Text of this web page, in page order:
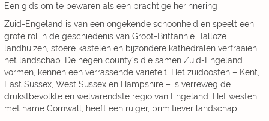
Een gids om te bewaren als een prachtige herinnering
Zuid-Engeland is van een ongekende schoonheid en speelt een
grote rol in de geschiedenis van Groot-Brittannië. Talloze
landhuizen, stoere kastelen en bijzondere kathedralen verfraaien
het landschap. De negen county’s die samen Zuid-Engeland
vormen, kennen een verrassende variëteit. Het zuidoosten – Kent,
East Sussex, West Sussex en Hampshire – is verreweg de
drukstbevolkte en welvarendste regio van Engeland. Het westen,
met name Cornwall, heeft een ruiger, primitiever landschap.